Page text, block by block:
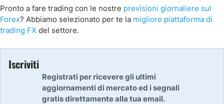
Pronto a fare trading con le nostre previsioni giornaliere sul
Forex? Abbiamo selezionato per te la migliore piattaforma di
trading FX del settore.
Iscriviti
Registrati per ricevere gli ultimi
aggiornamenti di mercato ed i segnali
gratis direttamente alla tua email.